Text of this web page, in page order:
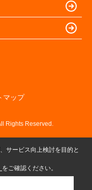
マップ
Rights Reserved.
サービス向上検討を目的と
をご確認ください。